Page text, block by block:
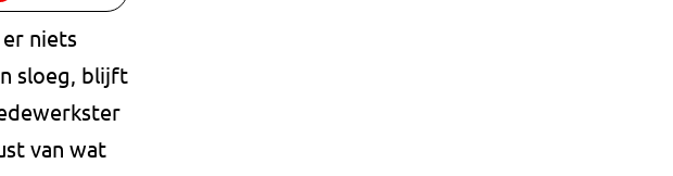
niets
sloeg, blijft
van wat